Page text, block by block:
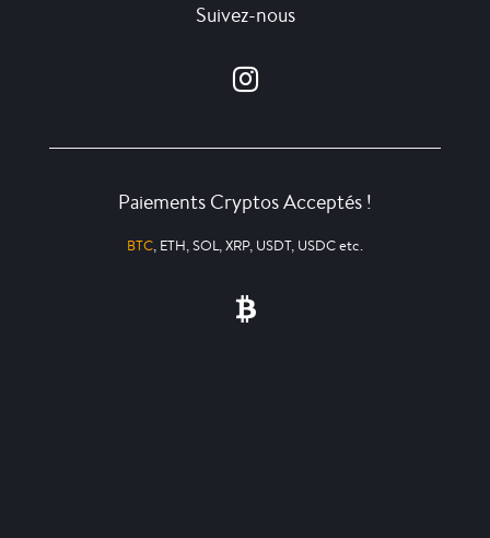
Suivez-nous
Paiements Cryptos Acceptés !
BTC, ETH, SOL, XRP, USDT, USDC etc.